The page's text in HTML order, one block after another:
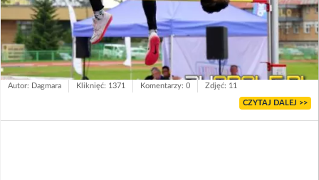
Autor: Dagmara Kliknięć: 1371 Komentarzy: 0 Zdjęć: 11
CZYTAJ DALEJ >>